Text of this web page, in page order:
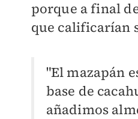
porque a final
que calificarían
"El mazapán
base de
añadimos